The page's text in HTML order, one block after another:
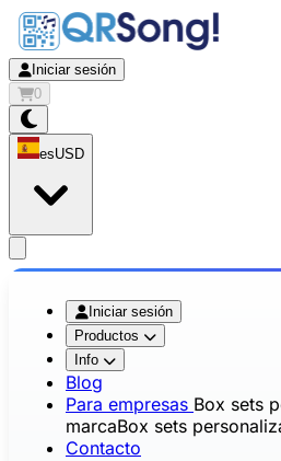
Iniciar sesión
0
esUSD
Iniciar sesión
Productos
Info
Blog
Para empresas Box sets
marcaBox sets
Contacto